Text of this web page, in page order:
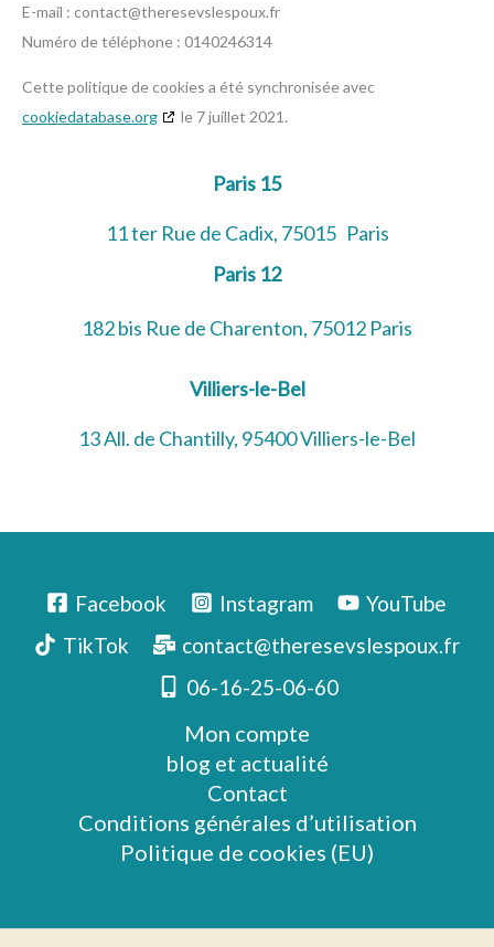
E-mail : contact@theresevslespoux.fr
Numéro de téléphone : 0140246314
Cette politique de cookies a été synchronisée avec
cookiedatabase.org
le 7 juillet 2021.
Paris 15
11 ter Rue de Cadix, 75015 Paris
Paris 12
182 bis Rue de Charenton, 75012 Paris
Villiers-le-Bel
13 All. de Chantilly, 95400 Villiers-le-Bel
Facebook Instagram
YouTube
TikTok
contact@theresevslespoux.fr
06-16-25-06-60
Mon compte
blog et actualité
Contact
Conditions générales d’utilisation
Politique de cookies (EU)